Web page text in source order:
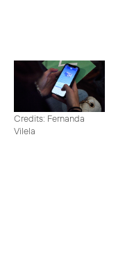
Credits: Fernanda
Vilela